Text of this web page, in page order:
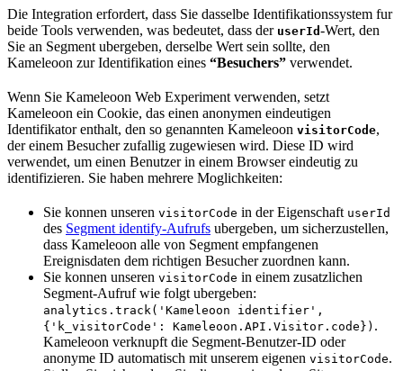
Die Integration erfordert, dass Sie dasselbe Identifikationssystem fur
beide Tools verwenden, was bedeutet, dass der userId -Wert, den
Sie an Segment ubergeben, derselbe Wert sein sollte, den
Kameleoon zur Identifikation eines “Besuchers” verwendet.
Wenn Sie Kameleoon Web Experiment verwenden, setzt
Kameleoon ein Cookie, das einen anonymen eindeutigen
Identifikator enthalt, den so genannten Kameleoon visitorCode,
der einem Besucher zufallig zugewiesen wird. Diese ID wird
verwendet, um einen Benutzer in einem Browser eindeutig zu
identifizieren. Sie haben mehrere Moglichkeiten:
Sie konnen unseren visitorCode in der Eigenschaft userId
des Segment identify-Aufrufs ubergeben, um sicherzustellen,
dass Kameleoon alle von Segment empfangenen
Ereignisdaten dem richtigen Besucher zuordnen kann.
Sie konnen unseren visitorCode in einem zusatzlichen
Segment-Aufruf wie folgt ubergeben:
analytics.track('Kameleoon identifier',
{'k_visitorCode': Kameleoon.API.Visitor.code}) .
Kameleoon verknupft die Segment-Benutzer-ID oder
anonyme ID automatisch mit unserem eigenen visitorCode.